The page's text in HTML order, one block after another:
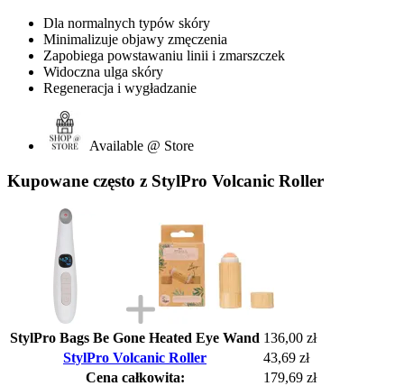
Dla normalnych typów skóry
Minimalizuje objawy zmęczenia
Zapobiega powstawaniu linii i zmarszczek
Widoczna ulga skóry
Regeneracja i wygładzanie
Available @ Store
Kupowane często z StylPro Volcanic Roller
StylPro Bags Be Gone Heated Eye Wand 136,00 zł
StylPro Volcanic Roller
43,69 zł
Cena całkowita:
179,69 zł